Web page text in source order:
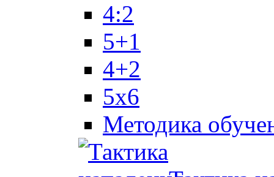
4:2
5+1
4+2
5x6
Методика